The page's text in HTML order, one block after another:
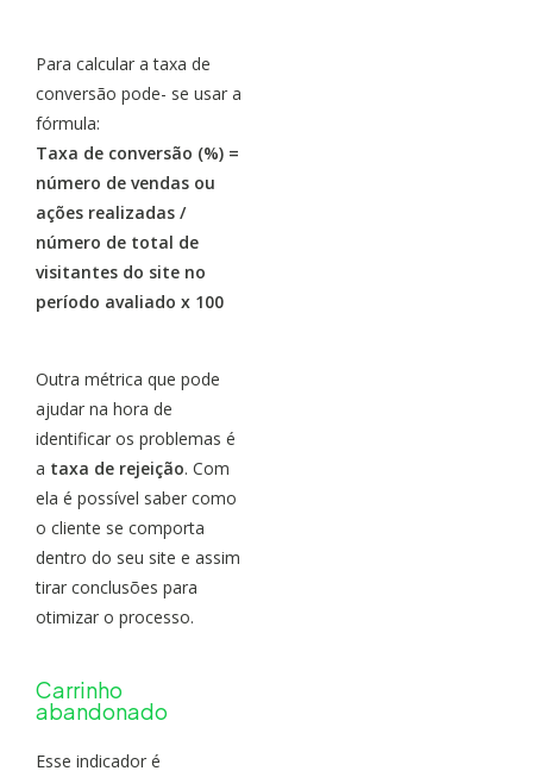
Para calcular a taxa de
conversão pode- se usar a
fórmula:
Taxa de conversão (%) =
número de vendas ou
ações realizadas /
número de total de
visitantes do site no
período avaliado x 100
Outra métrica que pode
ajudar na hora de
identificar os problemas é
a taxa de rejeição. Com
ela é possível saber como
o cliente se comporta
dentro do seu site e assim
tirar conclusões para
otimizar o processo.
Carrinho
abandonado
Esse indicador é